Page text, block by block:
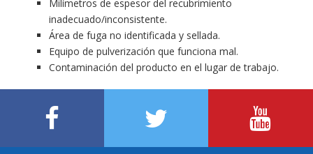
Milímetros de espesor del recubrimiento
inadecuado/inconsistente.
Área de fuga no identificada y sellada.
Equipo de pulverización que funciona mal.
Contaminación del producto en el lugar de trabajo.